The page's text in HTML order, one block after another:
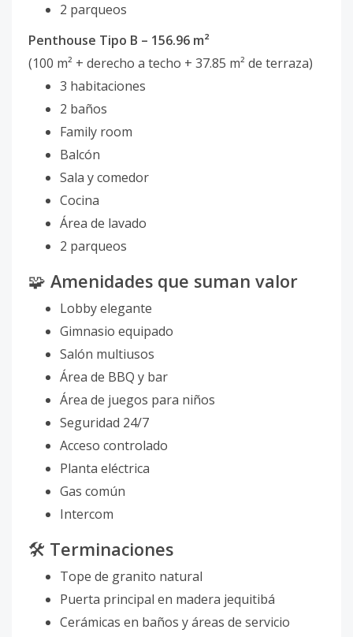
2 parqueos
Penthouse Tipo B – 156.96 m²
(100 m² + derecho a techo + 37.85 m² de terraza)
3 habitaciones
2 baños
Family room
Balcón
Sala y comedor
Cocina
Área de lavado
2 parqueos
🧩 Amenidades que suman valor
Lobby elegante
Gimnasio equipado
Salón multiusos
Área de BBQ y bar
Área de juegos para niños
Seguridad 24/7
Acceso controlado
Planta eléctrica
Gas común
Intercom
🛠️ Terminaciones
Tope de granito natural
Puerta principal en madera jequitibá
Cerámicas en baños y áreas de servicio